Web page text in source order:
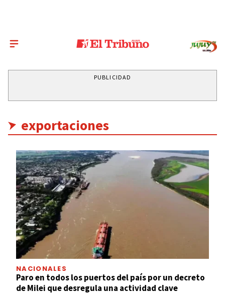
PUBLICIDAD
exportaciones
NACIONALES
Paro en todos los puertos del país por un decreto
de Milei que desregula una actividad clave